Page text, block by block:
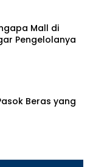
Mall di
Pengelolanya
Beras yang